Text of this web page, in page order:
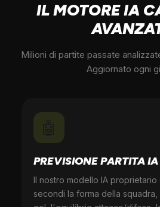
IL MOTORE IA
Milioni di partite passate
Aggiornato ogni
PREVISIONE PARTITA IA
Il nostro modello IA
secondi la forma della